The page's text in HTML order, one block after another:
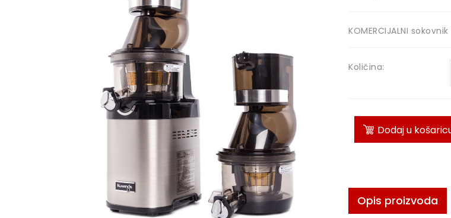
KOMERCIJALNI
Količina:
Dodaj u
Opis proizvoda